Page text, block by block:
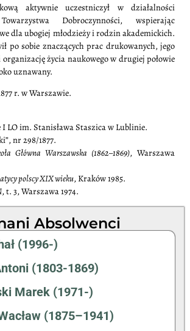
aktywnie uczestniczył w działalności
Dobroczynności, wspierając
dla ubogiej młodzieży i rodzin akademickich.
po sobie znaczących prac drukowanych, jego
organizację życia naukowego w drugiej połowie
uznawany.
r. w Warszawie.
LO im. Stanisława Staszica w Lublinie.
nr 298/1877.
Główna Warszawska (1862–1869), Warszawa
polscy XIX wieku, Kraków 1985.
t. 3, Warszawa 1974.
Absolwenci
(1996-)
(1803-1869)
Marek (1971-)
(1875–1941)